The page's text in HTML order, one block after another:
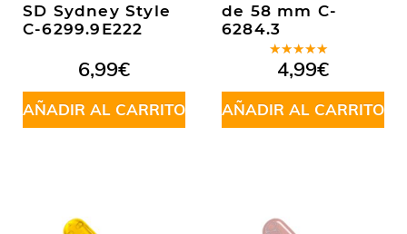
SD Sydney Style
C-6299.9E222
6,99€
AÑADIR AL CARRITO
de 58 mm C-
6284.3
Valorado
en5.00de
5
4,99€
AÑADIR AL CARRITO